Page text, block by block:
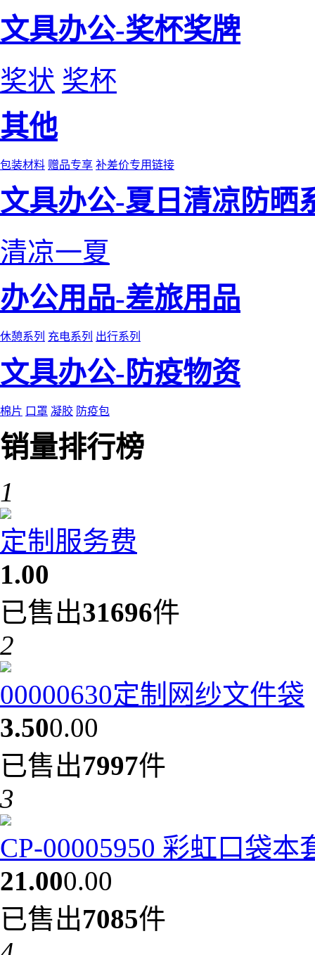
文具办公-奖杯奖牌
奖状 奖杯
其他
包装材料 赠品专享 补差价专用链接
文具办公-夏日清凉防晒
清凉一夏
办公用品-差旅用品
休憩系列 充电系列 出行系列
文具办公-防疫物资
棉片 口罩 凝胶 防疫包
销量排行榜
1
定制服务费
1.00
已售出31696件
2
00000630定制网纱文件袋
3.500.00
已售出7997件
3
CP-00005950 彩虹口袋本
21.000.00
已售出7085件